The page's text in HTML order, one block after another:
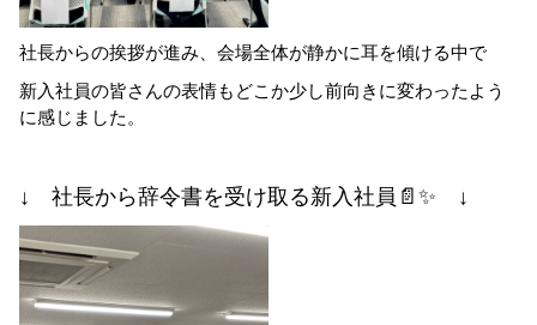
社長からの挨拶が進み、会場全体が静かに耳を傾ける中で
新入社員の皆さんの表情もどこか少し前向きに変わったよう
に感じました。
↓ 社長から辞令書を受け取る新入社員📄✨️ ↓